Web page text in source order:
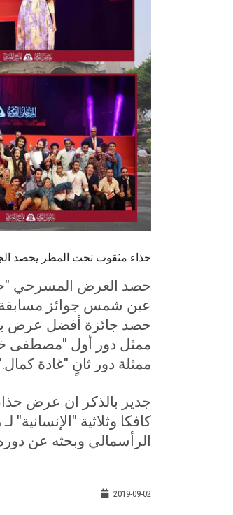
حذاء مثقوب تحت المطر يحصد
حصد العرض المسرحي
حصد جائزة أفضل عرض
ممثل دور أول "مصطفى
ممثلة دور ثانٍ "غادة كمال
جدير بالذكر ان عرض
كافكا وثلاثية
الرأسمالي وبحثه عن
2019-09-02